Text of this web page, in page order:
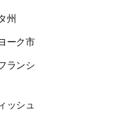
州
ーク市
ランシ
ッシュ